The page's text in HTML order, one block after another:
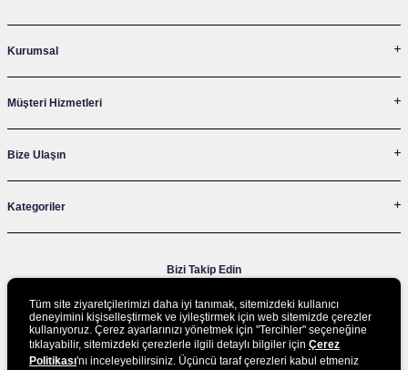
Kurumsal
Müşteri Hizmetleri
Bize Ulaşın
Kategoriler
Bizi Takip Edin
UYGULAMAMIZI İNDİRİN
Tüm site ziyaretçilerimizi daha iyi tanımak, sitemizdeki kullanıcı
deneyimini kişiselleştirmek ve iyileştirmek için web sitemizde çerezler
kullanıyoruz. Çerez ayarlarınızı yönetmek için "Tercihler" seçeneğine
tıklayabilir, sitemizdeki çerezlerle ilgili detaylı bilgiler için Çerez
Politikası'nı inceleyebilirsiniz. Üçüncü taraf çerezleri kabul etmeniz